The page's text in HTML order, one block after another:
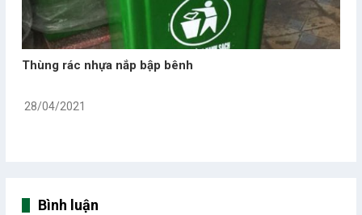
Thùng rác nhựa nắp bập bênh
28/04/2021
Bình luận